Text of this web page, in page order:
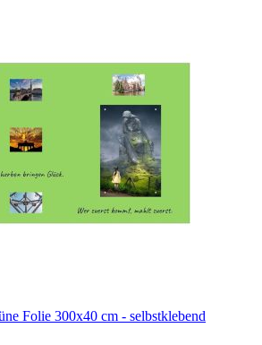
Folie 300x40 cm - selbstklebend